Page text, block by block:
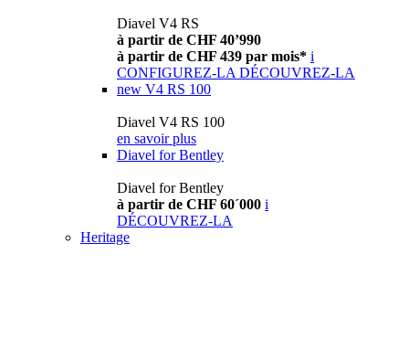
Diavel V4 RS
à partir de CHF 40’990
à partir de CHF 439 par mois* i
CONFIGUREZ-LA DÉCOUVREZ-LA
new V4 RS 100
Diavel V4 RS 100
en savoir plus
Diavel for Bentley
Diavel for Bentley
à partir de CHF 60´000 i
DÉCOUVREZ-LA
Heritage